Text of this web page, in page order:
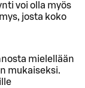
voi olla myös
josta koko
mielellään
mukaiseksi.